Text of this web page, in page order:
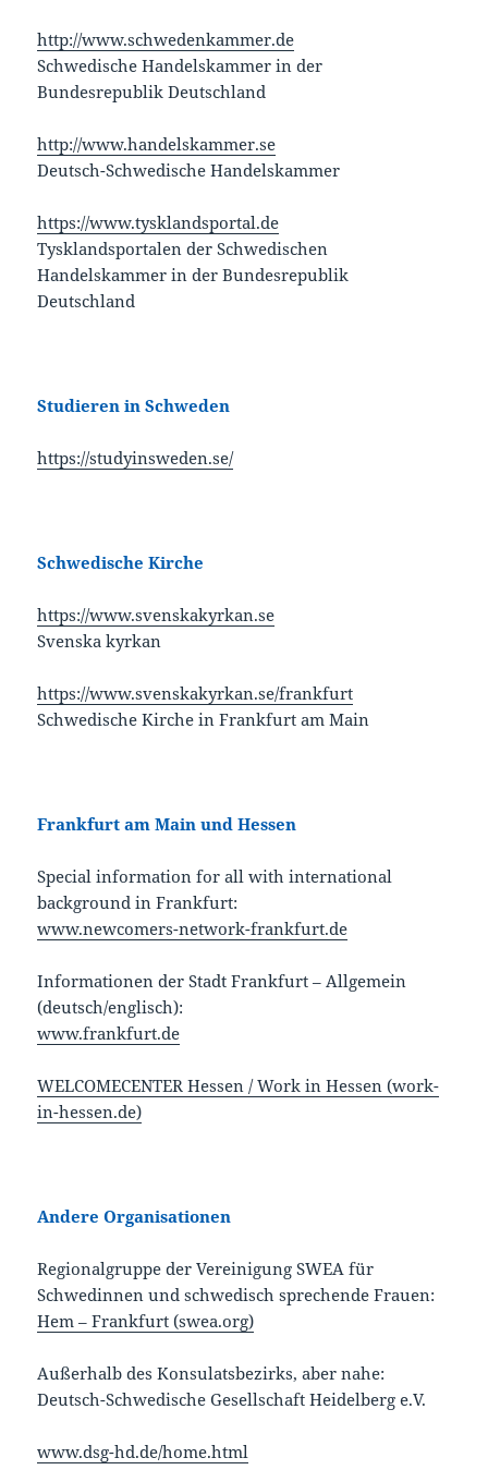
http://www.schwedenkammer.de
Schwedische Handelskammer in der
Bundesrepublik Deutschland
http://www.handelskammer.se
Deutsch-Schwedische Handelskammer
https://www.tysklandsportal.de
Tysklandsportalen der Schwedischen
Handelskammer in der Bundesrepublik
Deutschland
Studieren in Schweden
https://studyinsweden.se/
Schwedische Kirche
https://www.svenskakyrkan.se
Svenska kyrkan
https://www.svenskakyrkan.se/frankfurt
Schwedische Kirche in Frankfurt am Main
Frankfurt am Main und Hessen
Special information for all with international
background in Frankfurt:
www.newcomers-network-frankfurt.de
Informationen der Stadt Frankfurt – Allgemein
(deutsch/englisch):
www.frankfurt.de
WELCOMECENTER Hessen / Work in Hessen (work-
in-hessen.de)
Andere Organisationen
Regionalgruppe der Vereinigung SWEA für
Schwedinnen und schwedisch sprechende Frauen:
Hem – Frankfurt (swea.org)
Außerhalb des Konsulatsbezirks, aber nahe:
Deutsch-Schwedische Gesellschaft Heidelberg e.V.
www.dsg-hd.de/home.html